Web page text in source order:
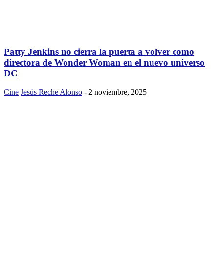
Patty Jenkins no cierra la puerta a volver como
directora de Wonder Woman en el nuevo universo
DC
Cine Jesús Reche Alonso - 2 noviembre, 2025